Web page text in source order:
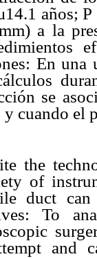
años;
a la
En una
se
cuando el
the
of
duct
To
and